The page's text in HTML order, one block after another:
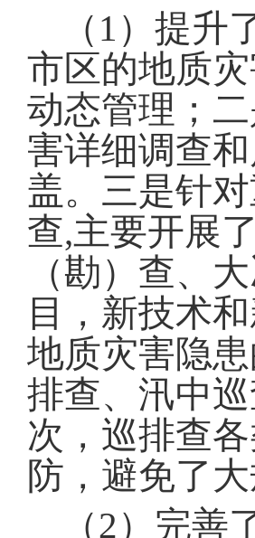
（1） 提升
市区的地质
动态管理 ；
害详细调查
盖。 三是针
查,主要开展
（勘）查、
目，新技术
地质灾害隐
排查、汛中
次，巡排查
防，避免了
（2） 完善